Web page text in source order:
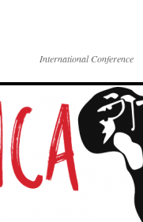
International Conference